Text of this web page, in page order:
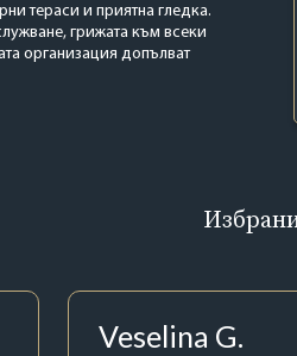
тераси и приятна гледка.
грижата към всеки
организация допълват
Veselina G.